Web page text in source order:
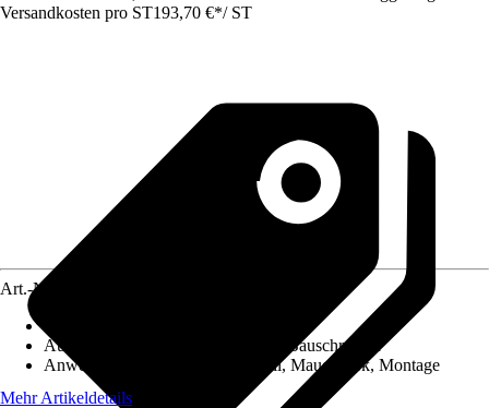
Versandkosten pro ST193,70 €*/ ST
Art.-Nr.
Ausführung
Schlagbohrmaschine, Bauschrauber
Anwendungsbereich
Holz, Metall, Mauerwerk, Montage
Mehr Artikeldetails